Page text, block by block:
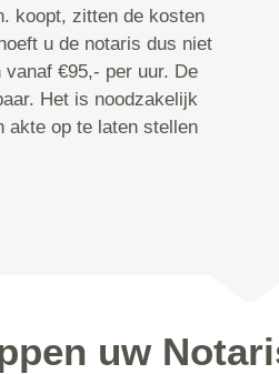
koopt, zitten de kosten
u de notaris dus niet
€95,- per uur. De
Het is noodzakelijk
akte op te laten stellen
uw